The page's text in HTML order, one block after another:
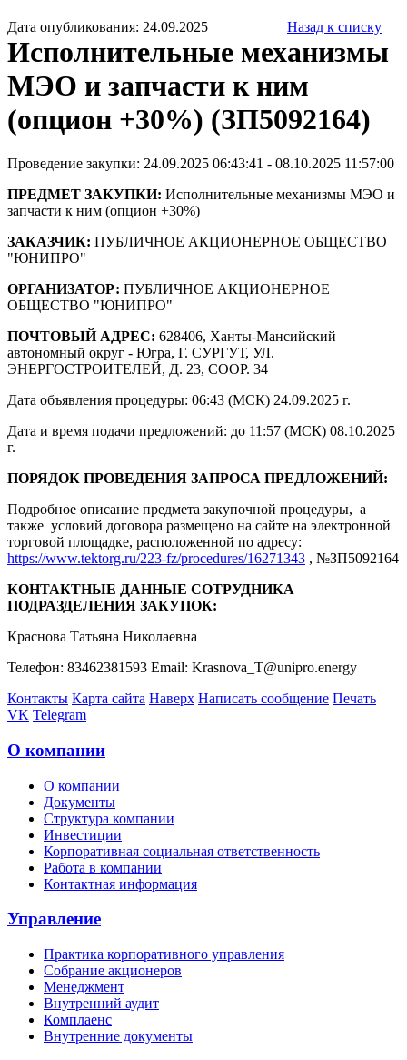
Дата опубликования: 24.09.2025 Назад к списку
Исполнительные механизмы
МЭО и запчасти к ним
(опцион +30%) (ЗП5092164)
Проведение закупки: 24.09.2025 06:43:41 - 08.10.2025 11:57:00
ПРЕДМЕТ ЗАКУПКИ: Исполнительные механизмы МЭО и
запчасти к ним (опцион +30%)
ЗАКАЗЧИК: ПУБЛИЧНОЕ АКЦИОНЕРНОЕ ОБЩЕСТВО
"ЮНИПРО"
ОРГАНИЗАТОР: ПУБЛИЧНОЕ АКЦИОНЕРНОЕ
ОБЩЕСТВО "ЮНИПРО"
ПОЧТОВЫЙ АДРЕС: 628406, Ханты-Мансийский
автономный округ - Югра, Г. СУРГУТ, УЛ.
ЭНЕРГОСТРОИТЕЛЕЙ, Д. 23, СООР. 34
Дата объявления процедуры: 06:43 (МСК) 24.09.2025 г.
Дата и время подачи предложений: до 11:57 (МСК) 08.10.2025
г.
ПОРЯДОК ПРОВЕДЕНИЯ ЗАПРОСА ПРЕДЛОЖЕНИЙ:
Подробное описание предмета закупочной процедуры, а
также условий договора размещено на сайте на электронной
торговой площадке, расположенной по адресу:
https://www.tektorg.ru/223-fz/procedures/16271343 , №ЗП5092164
КОНТАКТНЫЕ ДАННЫЕ СОТРУДНИКА
ПОДРАЗДЕЛЕНИЯ ЗАКУПОК:
Краснова Татьяна Николаевна
Телефон: 83462381593 Email: Krasnova_T@unipro.energy
Контакты Карта сайта Наверх Написать сообщение Печать
VK Telegram
О компании
О компании
Документы
Структура компании
Инвестиции
Корпоративная социальная ответственность
Работа в компании
Контактная информация
Управление
Практика корпоративного управления
Собрание акционеров
Менеджмент
Внутренний аудит
Комплаенс
Внутренние документы